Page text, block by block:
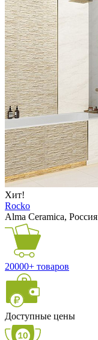
Хит!
Rocko
Alma Ceramica, Россия
20000+ товаров
Доступные цены